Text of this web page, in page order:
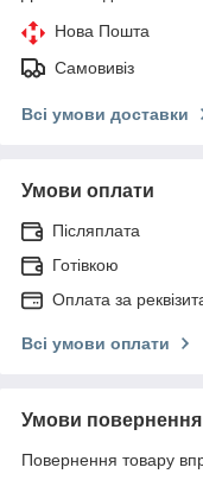
Нова Пошта
Самовивіз
Всі умови доставки
Умови оплати
Післяплата
Готівкою
Оплата за
Всі умови оплати
Умови повернення
Повернення товару